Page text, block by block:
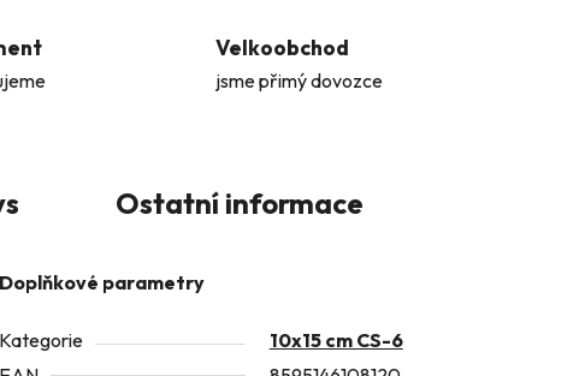
Velkoobchod
jsme přimý dovozce
Ostatní informace
Doplňkové parametry
Kategorie
10x15 cm CS-6